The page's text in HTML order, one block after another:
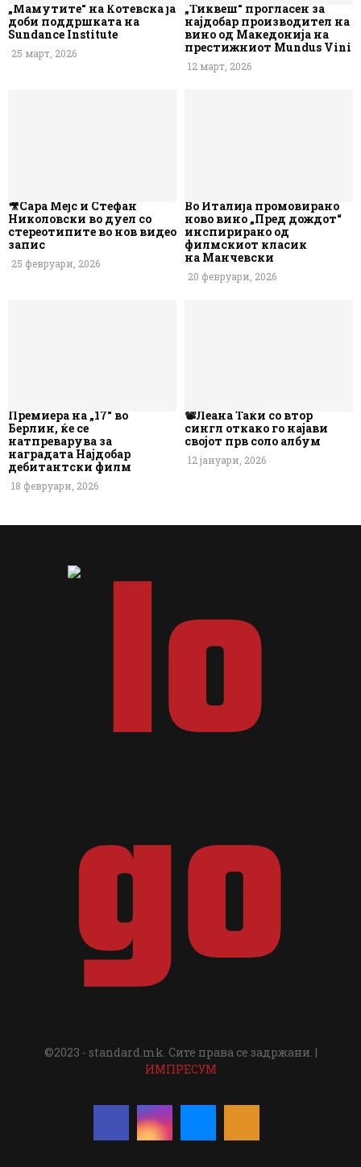
„Мамутите“ на Котевска ја
доби поддршката на
Sundance Institute
25 март, 2026
„Тиквеш“ прогласен за
најдобар производител на
вино од Македонија на
престижниот Mundus Vini
12 март, 2026
🎥Сара Мејс и Стефан
Николовски во дуел со
стереотипите во нов видео
запис
25 февруари, 2026
Во Италија промовирано
ново вино „Пред дождот“
инспирирано од
филмскиот класик
на Манчевски
20 февруари, 2026
Премиера на „17“ во
Берлин, ќе се
натпреварува за
наградата Најдобар
дебитантски филм
18 февруари, 2026
📽️Леана Таќи со втор
сингл откако го најави
својот прв соло албум
12 јануари, 2026
©2023 - standard.mk. Сите права се задржани. |
ИМПРЕСУМ